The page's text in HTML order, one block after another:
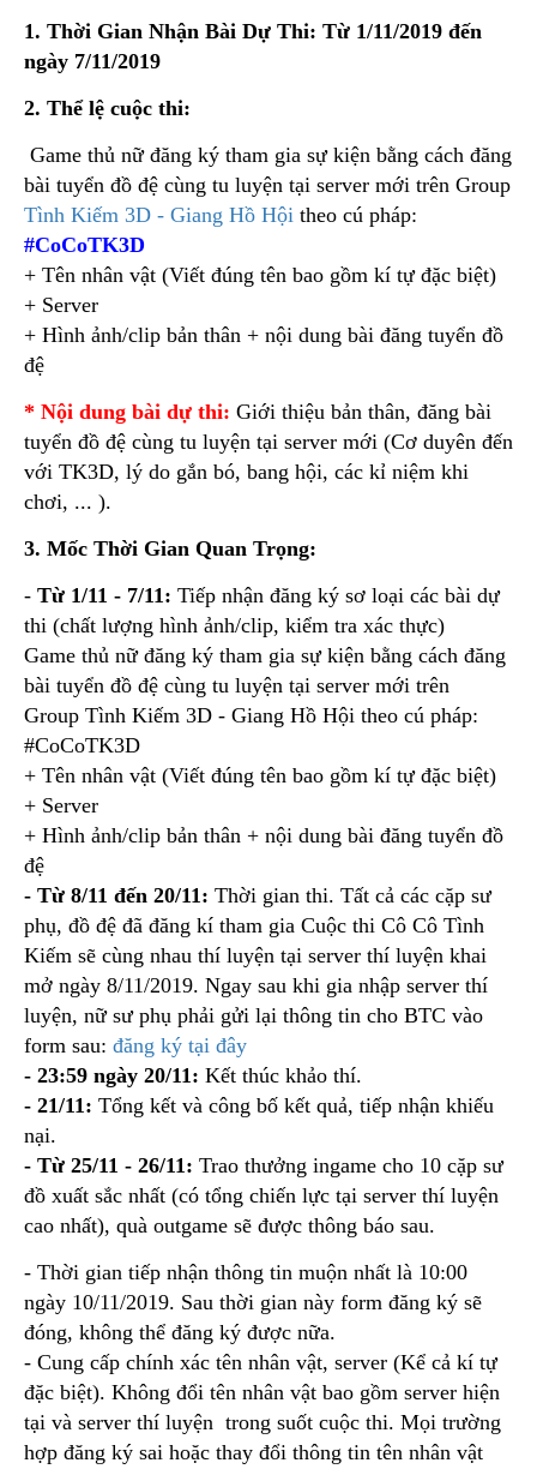
1. Thời Gian Nhận Bài Dự Thi: Từ 1/11/2019 đến
ngày 7/11/2019
2. Thể lệ cuộc thi:
Game thủ nữ đăng ký tham gia sự kiện bằng cách đăng
bài tuyển đồ đệ cùng tu luyện tại server mới trên Group
Tình Kiếm 3D - Giang Hồ Hội theo cú pháp:
#CoCoTK3D
+ Tên nhân vật (Viết đúng tên bao gồm kí tự đặc biệt)
+ Server
+ Hình ảnh/clip bản thân + nội dung bài đăng tuyển đồ
đệ
* Nội dung bài dự thi: Giới thiệu bản thân, đăng bài
tuyển đồ đệ cùng tu luyện tại server mới (Cơ duyên đến
với TK3D, lý do gắn bó, bang hội, các kỉ niệm khi
chơi, ... ).
3. Mốc Thời Gian Quan Trọng:
- Từ 1/11 - 7/11: Tiếp nhận đăng ký sơ loại các bài dự
thi (chất lượng hình ảnh/clip, kiểm tra xác thực)
Game thủ nữ đăng ký tham gia sự kiện bằng cách đăng
bài tuyển đồ đệ cùng tu luyện tại server mới trên
Group Tình Kiếm 3D - Giang Hồ Hội theo cú pháp:
#CoCoTK3D
+ Tên nhân vật (Viết đúng tên bao gồm kí tự đặc biệt)
+ Server
+ Hình ảnh/clip bản thân + nội dung bài đăng tuyển đồ
đệ
- Từ 8/11 đến 20/11: Thời gian thi. Tất cả các cặp sư
phụ, đồ đệ đã đăng kí tham gia Cuộc thi Cô Cô Tình
Kiếm sẽ cùng nhau thí luyện tại server thí luyện khai
mở ngày 8/11/2019. Ngay sau khi gia nhập server thí
luyện, nữ sư phụ phải gửi lại thông tin cho BTC vào
form sau: đăng ký tại đây
- 23:59 ngày 20/11: Kết thúc khảo thí.
- 21/11: Tổng kết và công bố kết quả, tiếp nhận khiếu
nại.
- Từ 25/11 - 26/11: Trao thưởng ingame cho 10 cặp sư
đồ xuất sắc nhất (có tổng chiến lực tại server thí luyện
cao nhất), quà outgame sẽ được thông báo sau.
- Thời gian tiếp nhận thông tin muộn nhất là 10:00
ngày 10/11/2019. Sau thời gian này form đăng ký sẽ
đóng, không thể đăng ký được nữa.
- Cung cấp chính xác tên nhân vật, server (Kể cả kí tự
đặc biệt). Không đổi tên nhân vật bao gồm server hiện
tại và server thí luyện trong suốt cuộc thi. Mọi trường
hợp đăng ký sai hoặc thay đổi thông tin tên nhân vật